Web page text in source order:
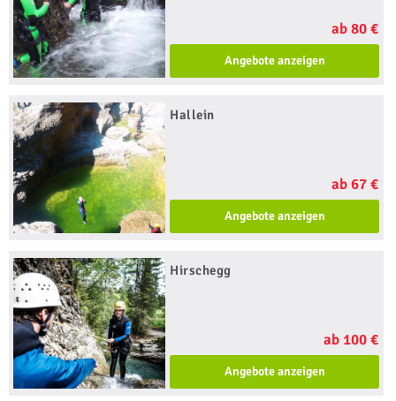
ab 80 €
Angebote anzeigen
Hallein
ab 67 €
Angebote anzeigen
Hirschegg
ab 100 €
Angebote anzeigen